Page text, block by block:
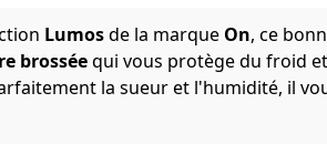
Lumosde la marque On, ce
brosséequi vous protège du froid
la sueur et l'humidité, il